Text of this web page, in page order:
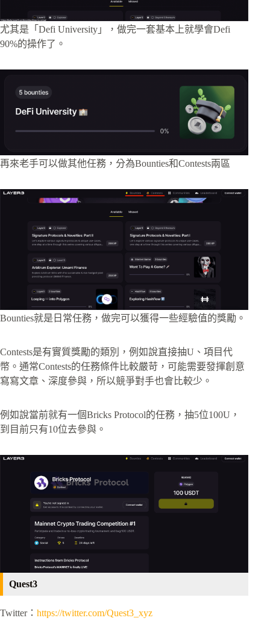
尤其是「Defi University」，做完一套基本上就學會Defi
90%的操作了。
再來老手可以做其他任務，分為Bounties和Contests兩區
Bounties就是日常任務，做完可以獲得一些經驗值的獎勵。
Contests是有實質獎勵的類別，例如說直接抽U、項目代
幣。通常Contests的任務條件比較嚴苛，可能需要發揮創意
寫寫文章、深度參與，所以競爭對手也會比較少。
例如說當前就有一個Bricks Protocol的任務，抽5位100U，
到目前只有10位去參與。
Quest3
Twitter： https://twitter.com/Quest3_xyz